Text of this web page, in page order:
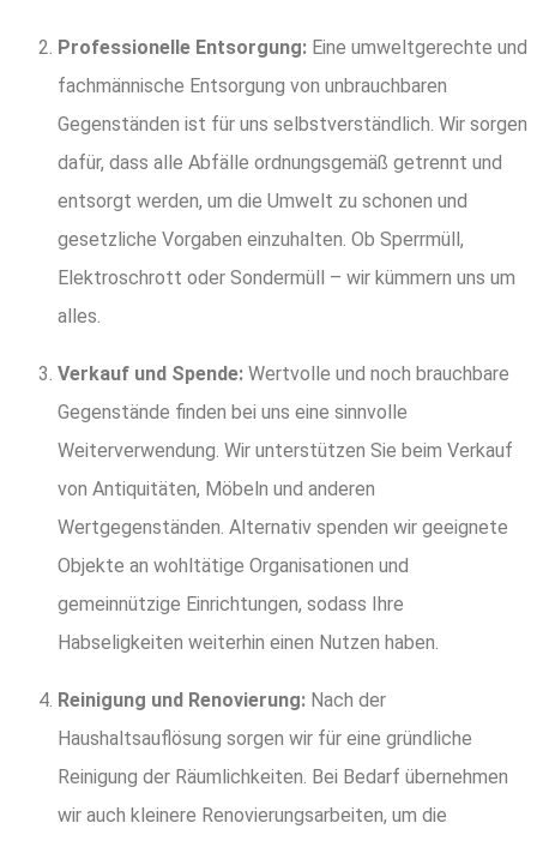
Professionelle Entsorgung: Eine umweltgerechte und
fachmännische Entsorgung von unbrauchbaren
Gegenständen ist für uns selbstverständlich. Wir sorgen
dafür, dass alle Abfälle ordnungsgemäß getrennt und
entsorgt werden, um die Umwelt zu schonen und
gesetzliche Vorgaben einzuhalten. Ob Sperrmüll,
Elektroschrott oder Sondermüll – wir kümmern uns um
alles.
Verkauf und Spende: Wertvolle und noch brauchbare
Gegenstände finden bei uns eine sinnvolle
Weiterverwendung. Wir unterstützen Sie beim Verkauf
von Antiquitäten, Möbeln und anderen
Wertgegenständen. Alternativ spenden wir geeignete
Objekte an wohltätige Organisationen und
gemeinnützige Einrichtungen, sodass Ihre
Habseligkeiten weiterhin einen Nutzen haben.
Reinigung und Renovierung: Nach der
Haushaltsauflösung sorgen wir für eine gründliche
Reinigung der Räumlichkeiten. Bei Bedarf übernehmen
wir auch kleinere Renovierungsarbeiten, um die